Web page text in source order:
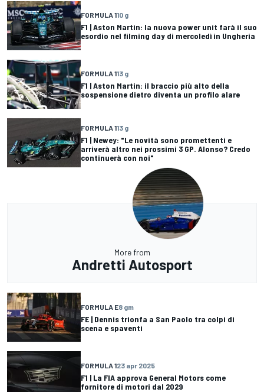
FORMULA 110 g
F1 | Aston Martin: la nuova power unit farà il suo
esordio nel filming day di mercoledì in Ungheria
FORMULA 113 g
F1 | Aston Martin: il braccio più alto della
sospensione dietro diventa un profilo alare
FORMULA 113 g
F1 | Newey: "Le novità sono promettenti e
arriverà altro nei prossimi 3 GP. Alonso? Credo
continuerà con noi"
More from
Andretti Autosport
FORMULA E8 gm
FE | Dennis trionfa a San Paolo tra colpi di
scena e spaventi
FORMULA 123 apr 2025
F1 | La FIA approva General Motors come
fornitore di motori dal 2029